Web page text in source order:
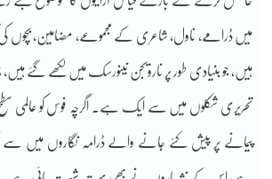
میں ڈرامے، ناول، شاعری کے مجموعے، مضامین، بچوں کی
ہیں، جو بنیادی طور پر نارویجن نینورسک میں لکھے گئے
تحریری شکلوں میں سے ایک ہے۔ اگرچہ فوس کو عالمی
پیمانے پر پیش کئے جانے والے ڈرامہ نگاروں میں سے